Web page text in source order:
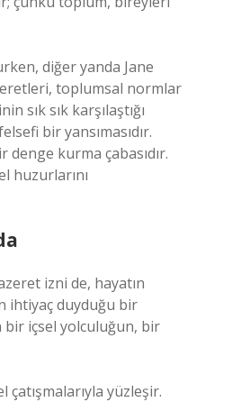
diğer yanda Jane
toplumsal normlar
sık sık karşılaştığı
bir yansımasıdır.
kurma çabasıdır.
huzurlarını
izni de, hayatın
ihtiyaç duyduğu bir
bir içsel yolculuğun, bir
çatışmalarıyla yüzleşir.